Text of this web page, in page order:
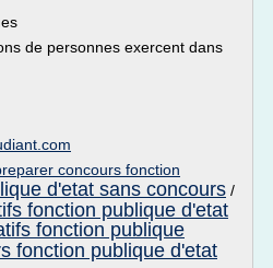
de personnes exercent dans
concours fonction
d'etat sans concours /
fonction publique d'etat
fonction publique
fonction publique d'etat